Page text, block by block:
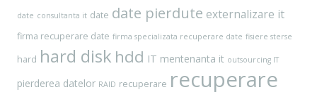
date consultanta it date date pierdute externalizare it
firma recuperare date firma specializata recuperare date fisiere sterse
hard hard disk hdd IT mentenanta it outsourcing IT
pierderea datelor RAID recuperare recuperare